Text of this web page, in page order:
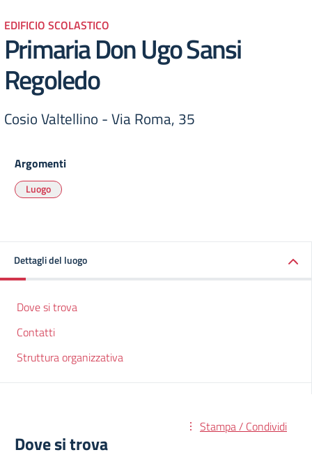
EDIFICIO SCOLASTICO
Primaria Don Ugo Sansi
Regoledo
Cosio Valtellino - Via Roma, 35
Argomenti
Luogo
Dettagli del luogo
Dove si trova
Contatti
Struttura organizzativa
Stampa / Condividi
Dove si trova